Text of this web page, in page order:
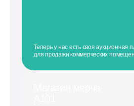
Теперь у нас есть своя аукционная
для продажи коммерческих